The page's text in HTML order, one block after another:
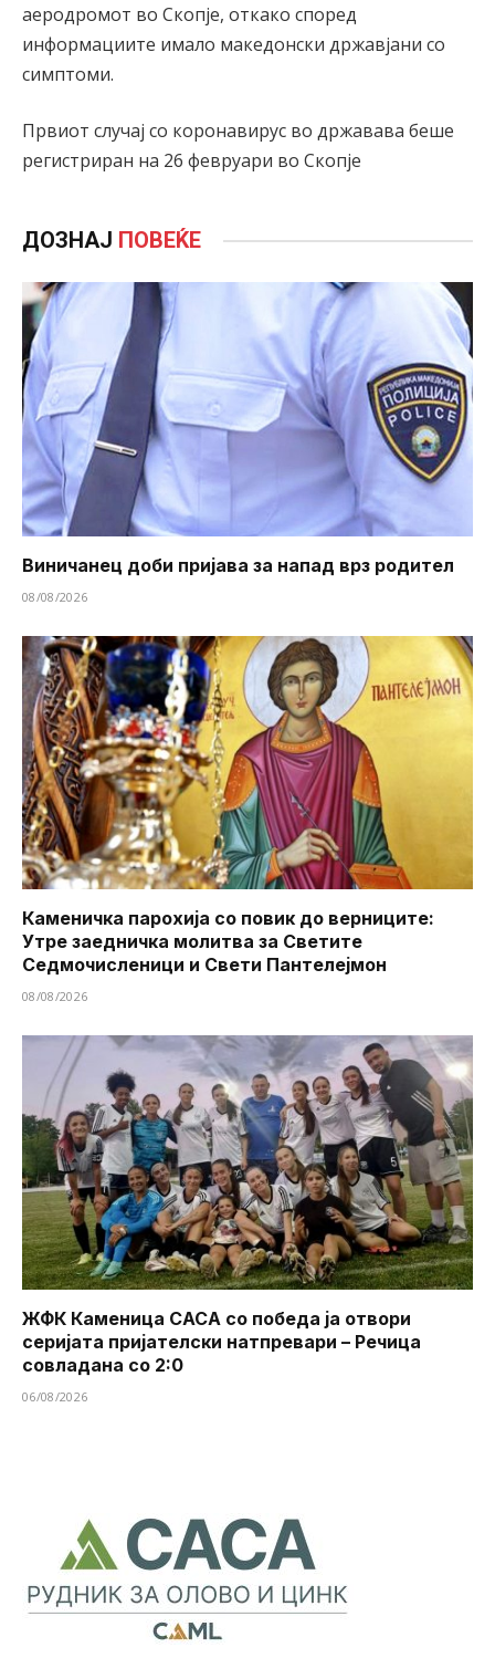
аеродромот во Скопје, откако според
информациите имало македонски државјани со
симптоми.
Првиот случај со коронавирус во државава беше
регистриран на 26 февруари во Скопје
ДОЗНАЈ ПОВЕЌЕ
Виничанец доби пријава за напад врз родител
08/08/2026
Каменичка парохија со повик до верниците:
Утре заедничка молитва за Светите
Седмочисленици и Свети Пантелејмон
08/08/2026
ЖФК Каменица САСА со победа ја отвори
серијата пријателски натпревари – Речица
совладана со 2:0
06/08/2026